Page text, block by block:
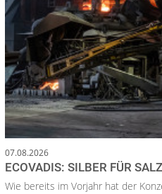
07.08.2026
ECOVADIS: SILBER FÜR
Wie bereits im Vorjahr hat der